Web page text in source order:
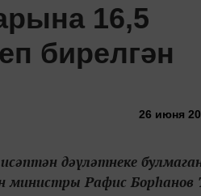
16,5
бирелгән
26 июня
дәүләтнеке
министры Рафис Борһанов